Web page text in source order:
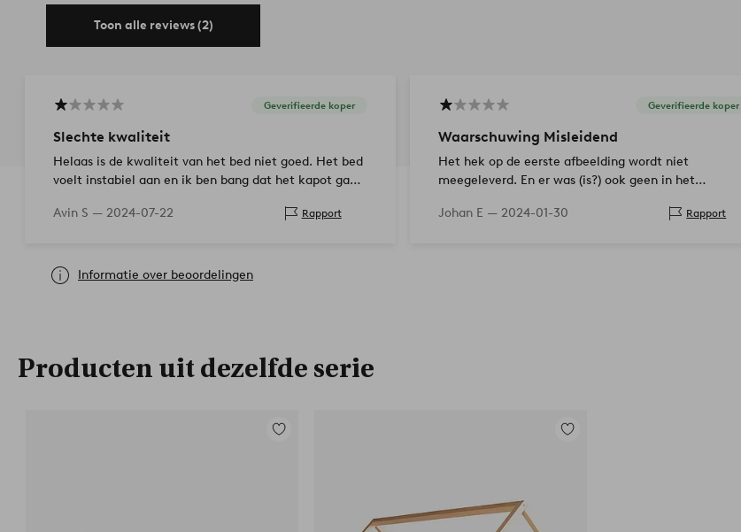
Toon alle reviews (2)
Geverifieerde koper
Slechte kwaliteit
Helaas is de kwaliteit van het bed niet goed. Het bed
voelt instabiel aan en ik ben bang dat het kapot gaat
Avin S — 2024-07-22 Rapport
Geverifieerde koper
Waarschuwing Misleidend
Het hek op de eerste afbeelding wordt niet
meegeleverd. En er was (is?) ook geen in het
met een bed zonder hoofdeinde. De…
Johan E — 2024-01-30 Rapport
Informatie over beoordelingen
Producten uit dezelfde serie
Toevoegen
Toevoegen